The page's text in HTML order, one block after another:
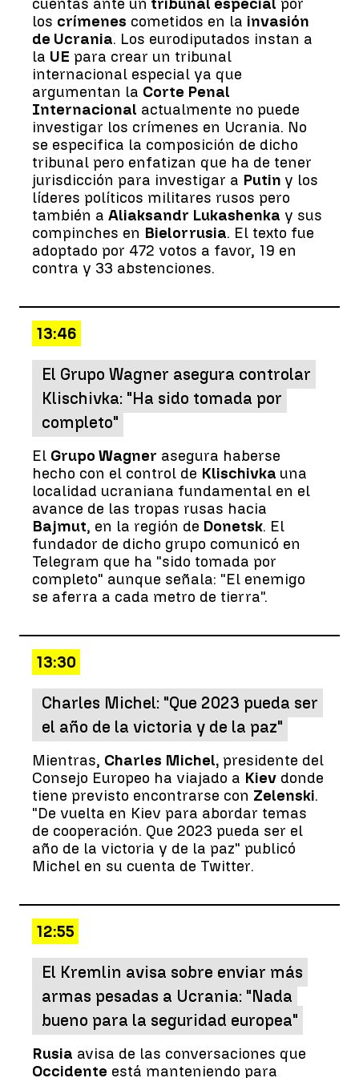
los crímenes cometidos en la invasión
de Ucrania. Los eurodiputados instan a
la UE para crear un tribunal
internacional especial ya que
argumentan la Corte Penal
Internacional actualmente no puede
investigar los crímenes en Ucrania. No
se especifica la composición de dicho
tribunal pero enfatizan que ha de tener
jurisdicción para investigar a Putin y los
líderes políticos militares rusos pero
también a Aliaksandr Lukashenka y sus
compinches en Bielorrusia. El texto fue
adoptado por 472 votos a favor, 19 en
contra y 33 abstenciones.
13:46
El Grupo Wagner asegura controlar
Klischivka: "Ha sido tomada por
completo"
El Grupo Wagner asegura haberse
hecho con el control de Klischivka una
localidad ucraniana fundamental en el
avance de las tropas rusas hacia
Bajmut, en la región de Donetsk. El
fundador de dicho grupo comunicó en
Telegram que ha "sido tomada por
completo" aunque señala: "El enemigo
se aferra a cada metro de tierra".
13:30
Charles Michel: "Que 2023 pueda ser
el año de la victoria y de la paz"
Mientras, Charles Michel, presidente del
Consejo Europeo ha viajado a Kiev donde
tiene previsto encontrarse con Zelenski.
"De vuelta en Kiev para abordar temas
de cooperación. Que 2023 pueda ser el
año de la victoria y de la paz" publicó
Michel en su cuenta de Twitter.
12:55
El Kremlin avisa sobre enviar más
armas pesadas a Ucrania: "Nada
bueno para la seguridad europea"
Rusia avisa de las conversaciones que
Occidente está manteniendo para